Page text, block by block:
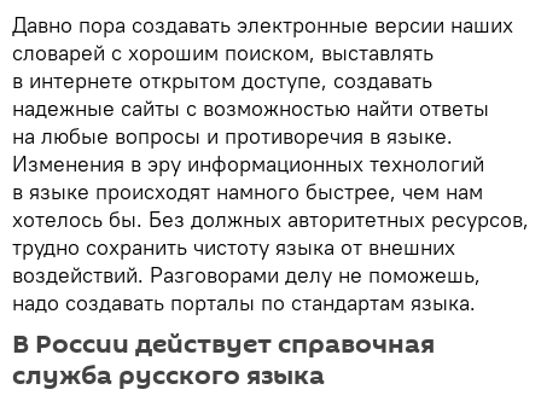
Давно пора создавать электронные версии наших
словарей с хорошим поиском, выставлять
в интернете открытом доступе, создавать
надежные сайты с возможностью найти ответы
на любые вопросы и противоречия в языке.
Изменения в эру информационных технологий
в языке происходят намного быстрее, чем нам
хотелось бы. Без должных авторитетных ресурсов,
трудно сохранить чистоту языка от внешних
воздействий. Разговорами делу не поможешь,
надо создавать порталы по стандартам языка.
В России действует справочная
служба русского языка